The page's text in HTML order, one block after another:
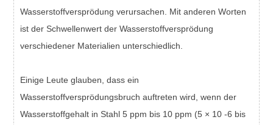
Wasserstoffversprödung verursachen. Mit anderen Worten
ist der Schwellenwert der Wasserstoffversprödung
verschiedener Materialien unterschiedlich.
Einige Leute glauben, dass ein
Wasserstoffversprödungsbruch auftreten wird, wenn der
Wasserstoffgehalt in Stahl 5 ppm bis 10 ppm (5 × 10 -6 bis